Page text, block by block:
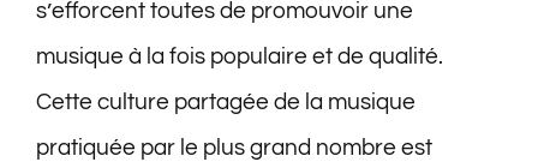
s’efforcent toutes de promouvoir une
musique à la fois populaire et de qualité.
Cette culture partagée de la musique
pratiquée par le plus grand nombre est